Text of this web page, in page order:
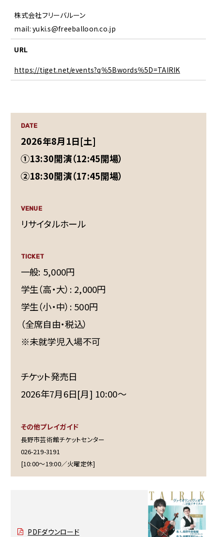
株式会社フリーバルーン
mail: yuki.s@freeballoon.co.jp
URL
https://tiget.net/events?q％5Bwords％5D=TAIRIK
DATE
2026年8月1日[土]
①13:30開演（12:45開場）
②18:30開演（17:45開場）
VENUE
リサイタルホール
TICKET
一般: 5,000円
学生（高・大）: 2,000円
学生（小・中）: 500円
（全席自由・税込）
※未就学児入場不可
チケット発売日
2026年7月6日[月] 10:00～
その他プレイガイド
長野市芸術館チケットセンター
026-219-3191
[10:00～19:00／火曜定休]
PDFダウンロード